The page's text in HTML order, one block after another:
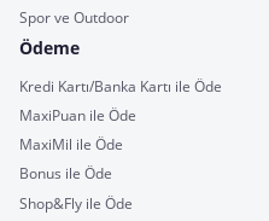
Spor ve Outdoor
Ödeme
Kredi Kartı/Banka Kartı ile Öde
MaxiPuan ile Öde
MaxiMil ile Öde
Bonus ile Öde
Shop&Fly ile Öde